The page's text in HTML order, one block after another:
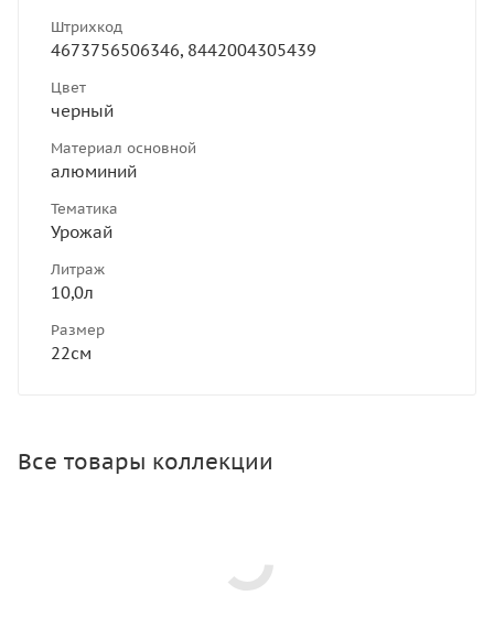
Штрихкод
4673756506346, 8442004305439
Цвет
черный
Материал основной
алюминий
Тематика
Урожай
Литраж
10,0л
Размер
22см
Все товары коллекции